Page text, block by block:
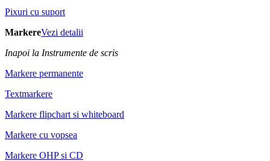
Pixuri cu suport
MarkereVezi detalii
Inapoi la Instrumente de scris
Markere permanente
Textmarkere
Markere flipchart si whiteboard
Markere cu vopsea
Markere OHP si CD